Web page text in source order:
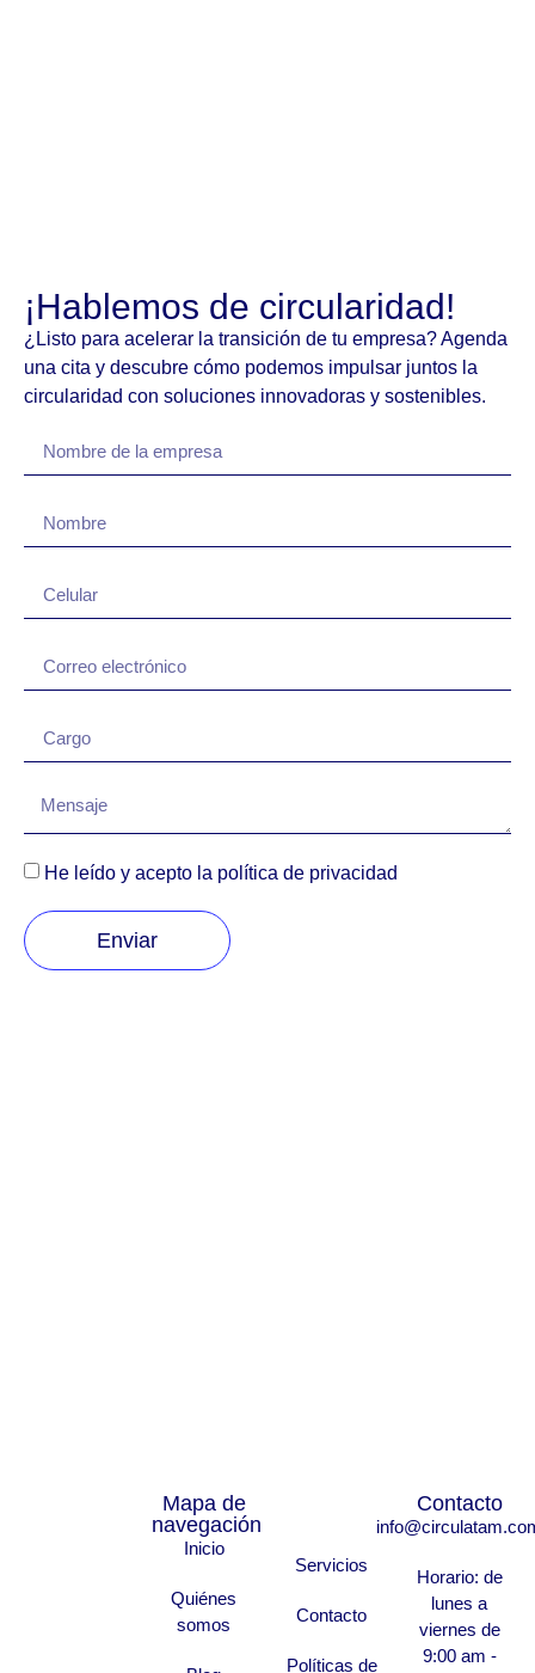
¡Hablemos de circularidad!
¿Listo para acelerar la transición de tu empresa? Agenda
una cita y descubre cómo podemos impulsar juntos la
circularidad con soluciones innovadoras y sostenibles.
He leído y acepto la política de privacidad
Enviar
Mapa de
navegación
Inicio
Quiénes
somos
Servicios
Contacto
Políticas de
Contacto
Horario: de
lunes a
viernes de
9:00 am -